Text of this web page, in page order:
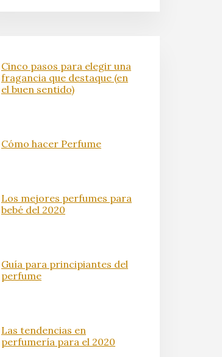
Cinco pasos para elegir una
fragancia que destaque (en
el buen sentido)
Cómo hacer Perfume
Los mejores perfumes para
bebé del 2020
Guía para principiantes del
perfume
Las tendencias en
perfumería para el 2020